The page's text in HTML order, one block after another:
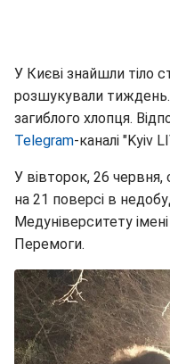
У Києві знайшли тіло
розшукували
загиблого хлопця.
Telegram-каналі "Kyiv
У вівторок, 26
на 21 поверсі в
Медуніверситету
Перемоги.